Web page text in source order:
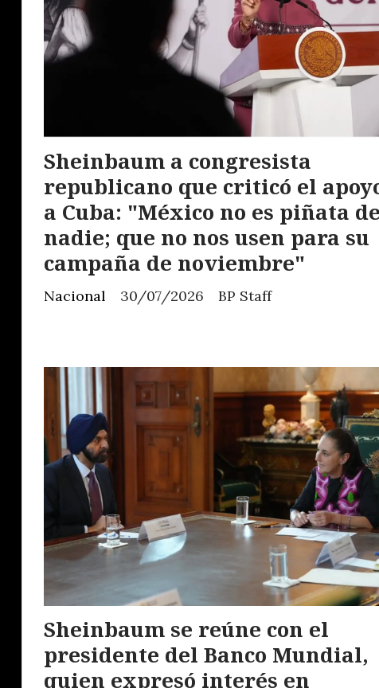
Sheinbaum a congresista
republicano que criticó el
a Cuba: "México no es piñata de
nadie; que no nos usen para su
campaña de noviembre"
BP Staff
Nacional 30/07/2026
Sheinbaum se reúne con el
presidente del Banco Mundial,
quien expresó interés en